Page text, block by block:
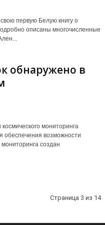
первую Белую книгу о
описаны многочисленные
обнаружено в
мониторинга
обеспечения возможности
мониторинга создан
Страница 3 из 14